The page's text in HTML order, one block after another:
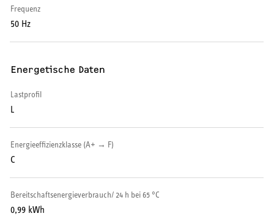
Serviceleistungen
Frequenz
50 Hz
Energetische Daten
Lastprofil
L
Energieeffizienzklasse (A+ → F)
C
Bereitschaftsenergieverbrauch/ 24 h bei 65 °C
0,99 kWh